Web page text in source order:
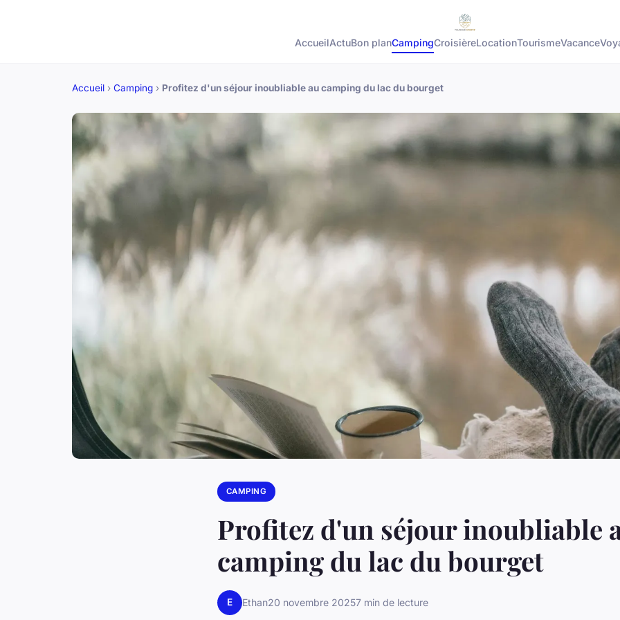
AccueilActuBon planCampingCroisièreLocationTourismeVacance
Accueil › Camping › Profitez d'un séjour inoubliable au camping du lac du bourget
CAMPING
Profitez d'un séjour inoubliable
camping du lac du bourget
E Ethan20 novembre 20257 min de lecture